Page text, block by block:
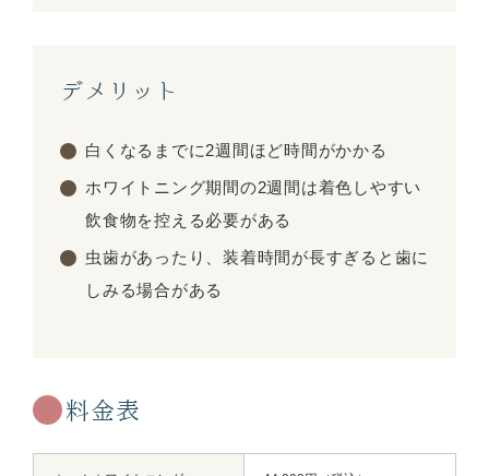
デメリット
白くなるまでに2週間ほど時間がかかる
ホワイトニング期間の2週間は着色しやすい
飲食物を控える必要がある
虫歯があったり、装着時間が長すぎると歯に
しみる場合がある
料金表